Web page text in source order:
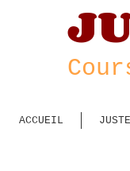
Cour
ACCUEIL